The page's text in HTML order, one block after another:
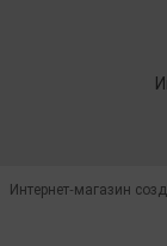
Интернет-магазин